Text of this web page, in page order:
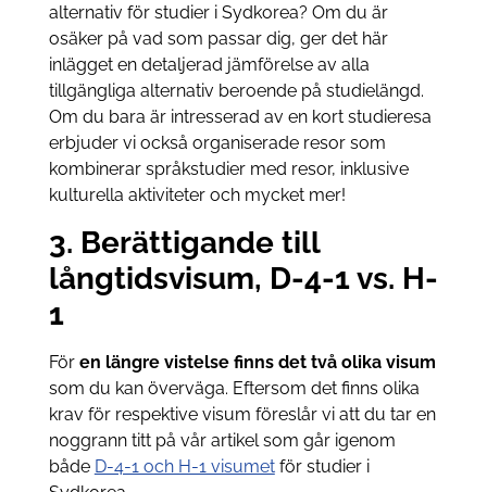
alternativ för studier i Sydkorea? Om du är
osäker på vad som passar dig, ger det här
inlägget en detaljerad jämförelse av alla
tillgängliga alternativ beroende på studielängd.
Om du bara är intresserad av en kort studieresa
erbjuder vi också organiserade resor som
kombinerar språkstudier med resor, inklusive
kulturella aktiviteter och mycket mer!
3. Berättigande till
långtidsvisum, D-4-1 vs. H-
1
För en längre vistelse finns det två olika visum
som du kan överväga. Eftersom det finns olika
krav för respektive visum föreslår vi att du tar en
noggrann titt på vår artikel som går igenom
både D-4-1 och H-1 visumetför studier i